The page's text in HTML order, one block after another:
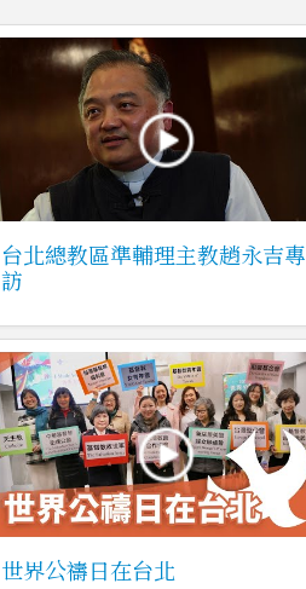
台北總教區準輔理主教趙永吉專
訪
世界公禱日在台北